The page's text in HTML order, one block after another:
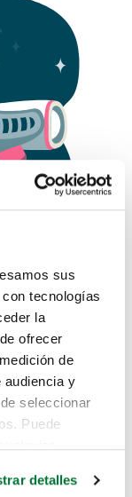
sus
tecnologías
la
ofrecer
de
audiencia y
seleccionar
Puede
detalles
como